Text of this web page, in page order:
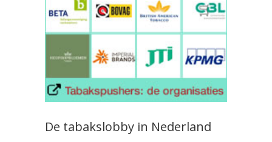
De tabakslobby in Nederland